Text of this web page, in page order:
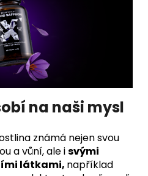
na naši mysl
známá nejen svou
a vůní, ale isvými
látkami, například